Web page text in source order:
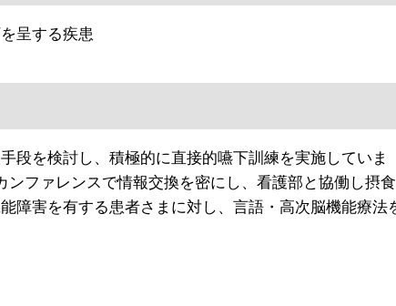
呈する疾患
段を検討し、積極的に直接的嚥下訓練を実施していま
ファレンスで情報交換を密にし、看護部と協働し摂食
障害を有する患者さまに対し、言語・高次脳機能療法